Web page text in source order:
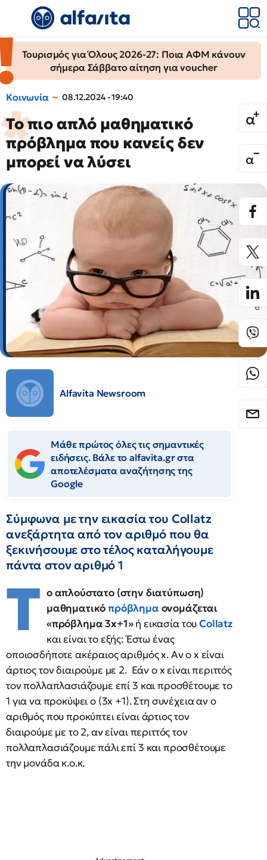
Τουρισμός για Όλους 2026-27: Ποια ΑΦΜ κάνουν
σήμερα Σάββατο αίτηση για voucher
Κοινωνία 08.12.2024 - 19:40
To πιο απλό μαθηματικό
πρόβλημα που κανείς δεν
μπορεί να λύσει
Alfavita Newsroom
Μάθε πρώτος όλες τις σημαντικές
ειδήσεις. Βάλε το alfavita.gr στα
αποτελέσματα αναζήτησης της
Google
Σύμφωνα με την εικασία του Collatz
ανεξάρτητα από τον αριθμό που θα
ξεκινήσουμε στο τέλος καταλήγουμε
πάντα στον αριθμό 1
Τ ο απλούστατο (στην διατύπωση)
μαθηματικόπρόβλημα ονομάζεται
«πρόβλημα 3x+1»ή εικασία τουCollatz
και είναι το εξής: Έστω ένας
οποιοσδήποτε ακέραιος αριθμός x. Αν ο x είναι
άρτιος τον διαιρούμε με 2. Εάν ο x είναι περιττός
τον πολλαπλασιάζουμε επί 3 και προσθέτουμε το
1 για να προκύψει ο (3x +1). Στη συνέχεια αν ο
αριθμός που προκύπτει είναι άρτιος τον
διαιρούμε με το 2, αν είναι περιττός τον
πολλαπλασιάζουμε πάλι επί 3 και προσθέτουμε
την μονάδα κ.ο.κ.